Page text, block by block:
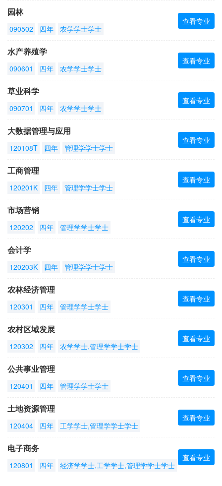
园林
090502 四年 农学学士学士
查看专业
水产养殖学
090601 四年 农学学士学士
查看专业
草业科学
090701 四年 农学学士学士
查看专业
大数据管理与应用
120108T 四年 管理学学士学士
查看专业
工商管理
120201K 四年 管理学学士学士
查看专业
市场营销
120202 四年 管理学学士学士
查看专业
会计学
120203K 四年 管理学学士学士
查看专业
农林经济管理
120301 四年 管理学学士学士
查看专业
农村区域发展
120302 四年 农学学士,管理学学士学士
查看专业
公共事业管理
120401 四年 管理学学士学士
查看专业
土地资源管理
120404 四年 工学学士,管理学学士学士
查看专业
电子商务
120801 四年 经济学学士,工学学士,管理学学士学士
查看专业